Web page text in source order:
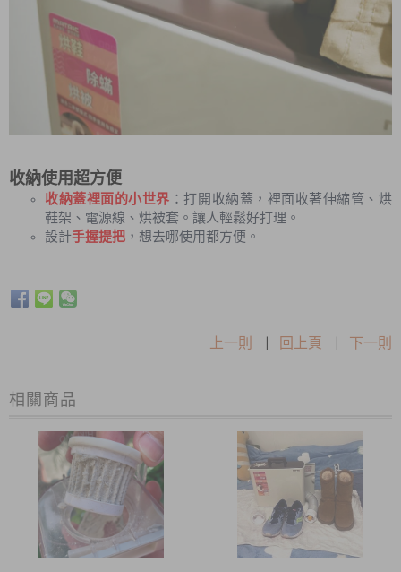
收納使用超方便
收納蓋裡面的小世界 ：打開收納蓋，裡面收著伸縮管、烘
鞋架、電源線、烘被套。讓人輕鬆好打理。
設計手握提把 ，想去哪使用都方便。
上一則 | 回上頁 | 下一則
相關商品